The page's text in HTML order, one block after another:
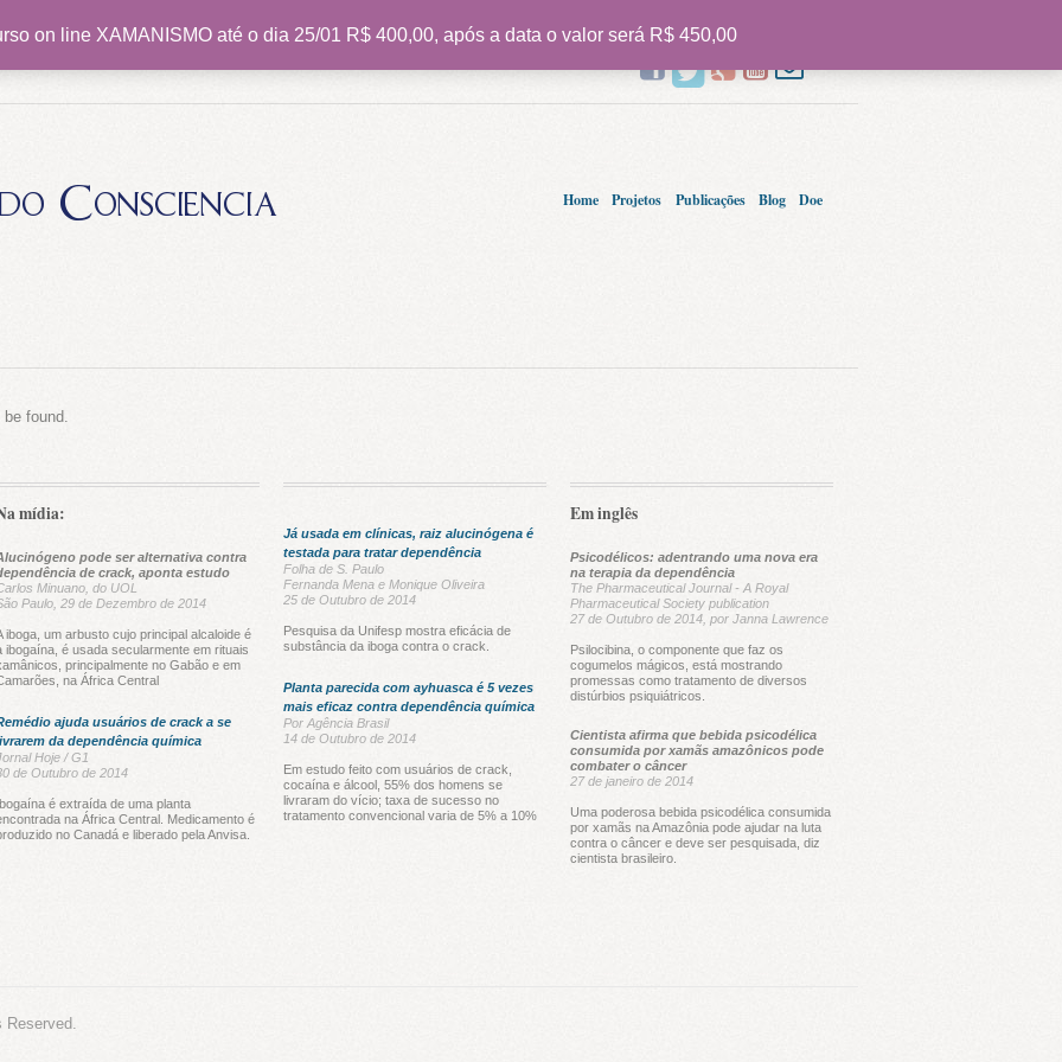
Consciencia Home Projetos Publicações Blog Doe
found.
mídia:
pode ser alternativa contra
de crack, aponta estudo
Minuano, do UOL
Paulo, 29 de Dezembro de 2014
iboga, um arbusto cujo principal alcaloide é
ibogaína, é usada secularmente em rituais
principalmente no Gabão e em
na África Central
ajuda usuários de crack a se
da dependência química
Hoje / G1
de Outubro de 2014
é extraída de uma planta
na África Central. Medicamento é
no Canadá e liberado pela Anvisa.
Já usada em clínicas, raiz alucinógena é
testada para tratar dependência
Folha de S. Paulo
Fernanda Mena e Monique Oliveira
25 de Outubro de 2014
Pesquisa da Unifesp mostra eficácia de
substância da iboga contra o crack.
Planta parecida com ayhuasca é 5 vezes
mais eficaz contra dependência química
Por Agência Brasil
14 de Outubro de 2014
Em estudo feito com usuários de crack,
cocaína e álcool, 55% dos homens se
livraram do vício; taxa de sucesso no
tratamento convencional varia de 5% a 10%
Em inglês
Psicodélicos: adentrando uma nova era
na terapia da dependência
The Pharmaceutical Journal - A Royal
Pharmaceutical Society publication
27 de Outubro de 2014, por Janna Lawrence
Psilocibina, o componente que faz os
cogumelos mágicos, está mostrando
promessas como tratamento de diversos
distúrbios psiquiátricos.
Cientista afirma que bebida psicodélica
consumida por xamãs amazônicos pode
combater o câncer
27 de janeiro de 2014
Uma poderosa bebida psicodélica consumida
por xamãs na Amazônia pode ajudar na luta
contra o câncer e deve ser pesquisada, diz
cientista brasileiro.
on line XAMANISMO até o dia 25/01 R$ 400,00, após a data o valor será R$ 450,00